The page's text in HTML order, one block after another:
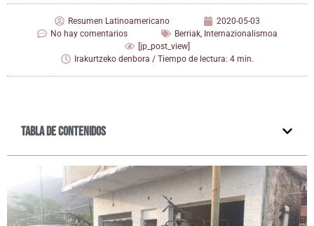
Resumen Latinoamericano
2020-05-03
No hay comentarios
Berriak, Internazionalismoa
[jp_post_view]
Irakurtzeko denbora / Tiempo de lectura: 4 min.
Tabla de contenidos